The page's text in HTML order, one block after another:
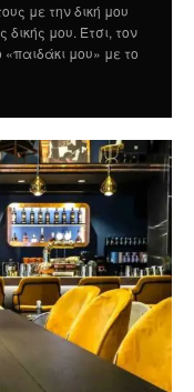
με την δική μου
δικής μου. Έτσι, τον
«παιδάκι μου» με το